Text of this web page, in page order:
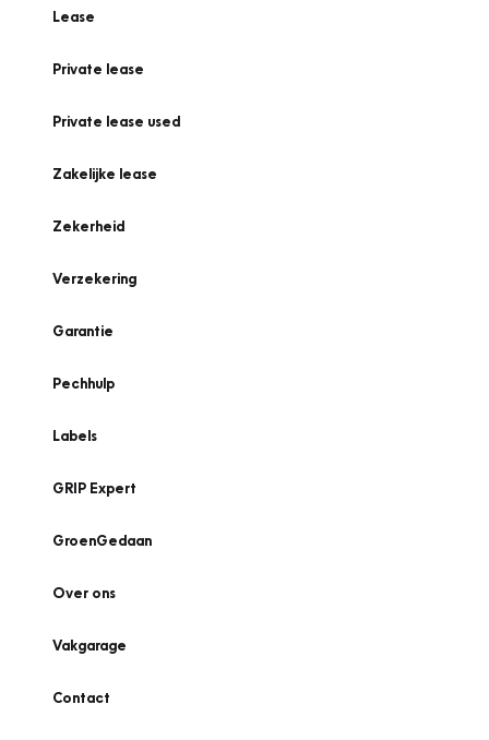
Lease
Private lease
Private lease used
Zakelijke lease
Zekerheid
Verzekering
Garantie
Pechhulp
Labels
GRIP Expert
GroenGedaan
Over ons
Vakgarage
Contact